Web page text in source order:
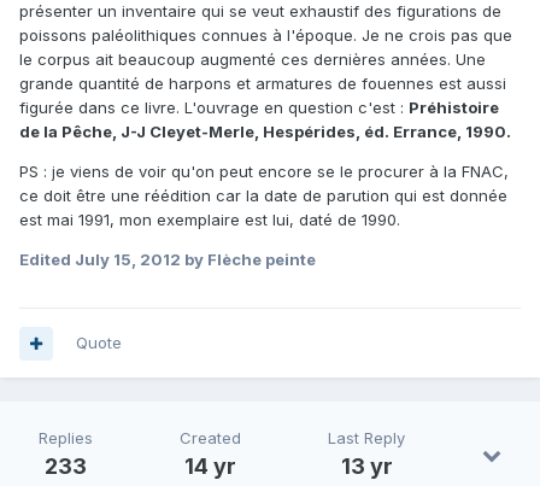
présenter un inventaire qui se veut exhaustif des figurations de
poissons paléolithiques connues à l'époque. Je ne crois pas que
le corpus ait beaucoup augmenté ces dernières années. Une
grande quantité de harpons et armatures de fouennes est aussi
figurée dans ce livre. L'ouvrage en question c'est : Préhistoire
de la Pêche, J-J Cleyet-Merle, Hespérides, éd. Errance, 1990.
PS : je viens de voir qu'on peut encore se le procurer à la FNAC,
ce doit être une réédition car la date de parution qui est donnée
est mai 1991, mon exemplaire est lui, daté de 1990.
Edited July 15, 2012 by Flèche peinte
Quote
Replies
233
Created
14 yr
Last Reply
13 yr